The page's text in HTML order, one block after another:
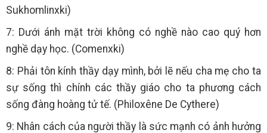
Sukhomlinxki)
7: Dưới ánh mặt trời không có nghề nào cao quý hơn
nghề dạy học. (Comenxki)
8: Phải tôn kính thầy dạy mình, bởi lẽ nếu cha mẹ cho ta
sự sống thì chính các thầy giáo cho ta phương cách
sống đàng hoàng tử tế. (Philoxêne De Cythere)
9: Nhân cách của người thầy là sức mạnh có ảnh hưởng